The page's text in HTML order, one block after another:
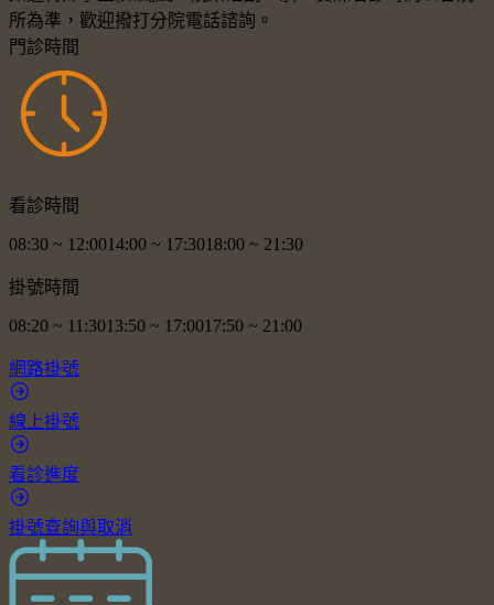
所為準，歡迎撥打分院電話諮詢。
門診時間
看診時間
08:30 ~ 12:0014:00 ~ 17:3018:00 ~ 21:30
掛號時間
08:20 ~ 11:3013:50 ~ 17:0017:50 ~ 21:00
網路掛號
線上掛號
看診進度
掛號查詢與取消